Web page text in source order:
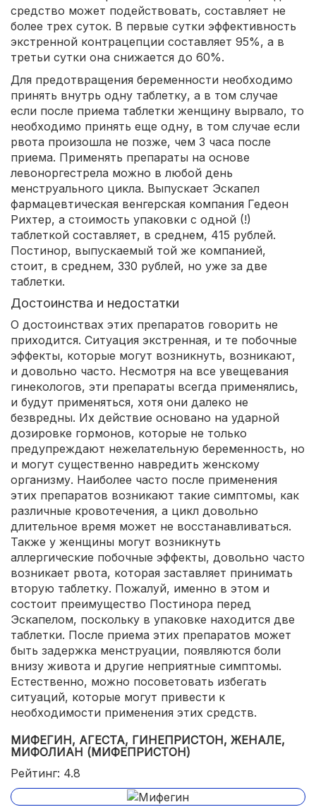
средство может подействовать, составляет не
более трех суток. В первые сутки эффективность
экстренной контрацепции составляет 95%, а в
третьи сутки она снижается до 60%.
Для предотвращения беременности необходимо
принять внутрь одну таблетку, а в том случае
если после приема таблетки женщину вырвало, то
необходимо принять еще одну, в том случае если
рвота произошла не позже, чем 3 часа после
приема. Применять препараты на основе
левоноргестрела можно в любой день
менструального цикла. Выпускает Эскапел
фармацевтическая венгерская компания Гедеон
Рихтер, а стоимость упаковки с одной (!)
таблеткой составляет, в среднем, 415 рублей.
Постинор, выпускаемый той же компанией,
стоит, в среднем, 330 рублей, но уже за две
таблетки.
Достоинства и недостатки
О достоинствах этих препаратов говорить не
приходится. Ситуация экстренная, и те побочные
эффекты, которые могут возникнуть, возникают,
и довольно часто. Несмотря на все увещевания
гинекологов, эти препараты всегда применялись,
и будут применяться, хотя они далеко не
безвредны. Их действие основано на ударной
дозировке гормонов, которые не только
предупреждают нежелательную беременность, но
и могут существенно навредить женскому
организму. Наиболее часто после применения
этих препаратов возникают такие симптомы, как
различные кровотечения, а цикл довольно
длительное время может не восстанавливаться.
Также у женщины могут возникнуть
аллергические побочные эффекты, довольно часто
возникает рвота, которая заставляет принимать
вторую таблетку. Пожалуй, именно в этом и
состоит преимущество Постинора перед
Эскапелом, поскольку в упаковке находится две
таблетки. После приема этих препаратов может
быть задержка менструации, появляются боли
внизу живота и другие неприятные симптомы.
Естественно, можно посоветовать избегать
ситуаций, которые могут привести к
необходимости применения этих средств.
МИФЕГИН, АГЕСТА, ГИНЕПРИСТОН, ЖЕНАЛЕ,
МИФОЛИАН (МИФЕПРИСТОН)
Рейтинг: 4.8